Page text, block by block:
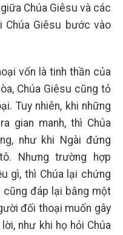
Chúa Giêsu và các
Chúa Giêsu bước vào
vốn là tinh thần của
Chúa Giêsu cũng tỏ
Tuy nhiên, khi những
gian manh, thì Chúa
như khi Ngài đứng
Nhưng trường hợp
gì, thì Chúa lại chứng
đáp lại bằng một
đối thoại muốn gây
như khi họ hỏi Chúa